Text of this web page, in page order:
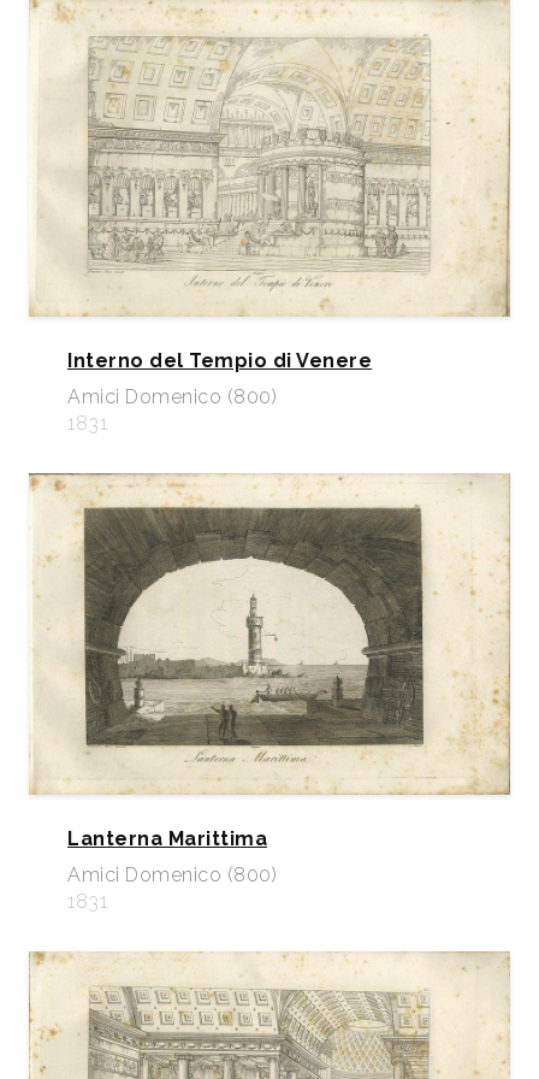
Interno del Tempio di Venere
Amici Domenico (800)
1831
Lanterna Marittima
Amici Domenico (800)
1831